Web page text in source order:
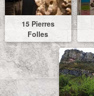
15 Pierres
Folles